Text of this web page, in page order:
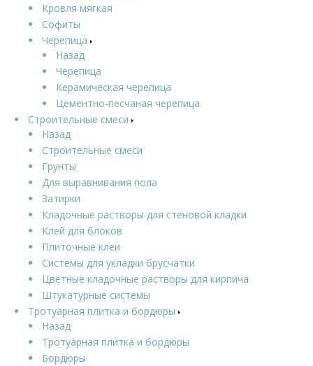
Кровля мягкая
Софиты
Черепица
Назад
Черепица
Керамическая черепица
Цементно-песчаная черепица
Строительные смеси
Назад
Строительные смеси
Грунты
Для выравнивания пола
Затирки
Кладочные растворы для стеновой кладки
Клей для блоков
Плиточные клеи
Системы для укладки брусчатки
Цветные кладочные растворы для кирпича
Штукатурные системы
Тротуарная плитка и бордюры
Назад
Тротуарная плитка и бордюры
Бордюры